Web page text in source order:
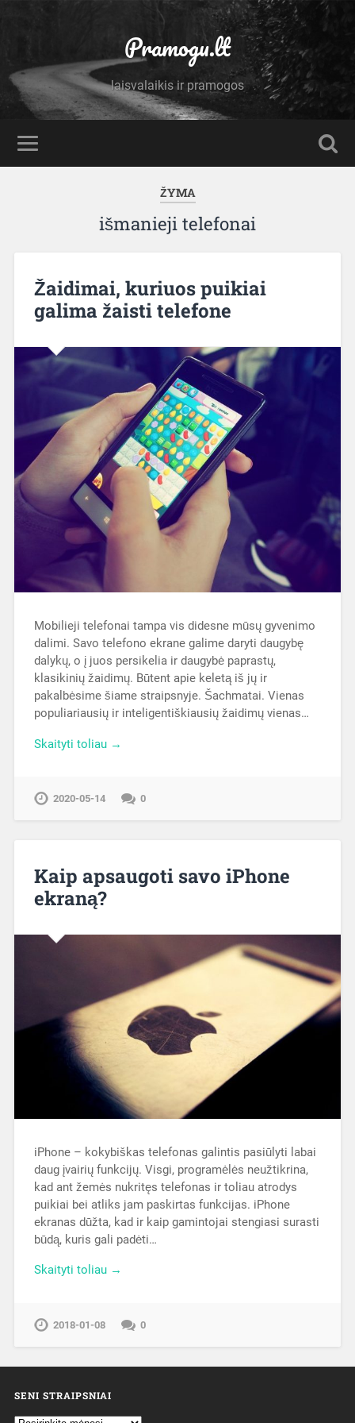
Pramogu.lt
laisvalaikis ir pramogos
ŽYMA
išmanieji telefonai
Žaidimai, kuriuos puikiai
galima žaisti telefone
Mobilieji telefonai tampa vis didesne mūsų gyvenimo
dalimi. Savo telefono ekrane galime daryti daugybę
dalykų, o į juos persikelia ir daugybė paprastų,
klasikinių žaidimų. Būtent apie keletą iš jų ir
pakalbėsime šiame straipsnyje. Šachmatai. Vienas
populiariausių ir inteligentiškiausių žaidimų vienas…
Skaityti toliau →
2020-05-14 0
Kaip apsaugoti savo iPhone
ekraną?
iPhone – kokybiškas telefonas galintis pasiūlyti labai
daug įvairių funkcijų. Visgi, programėlės neužtikrina,
kad ant žemės nukritęs telefonas ir toliau atrodys
puikiai bei atliks jam paskirtas funkcijas. iPhone
ekranas dūžta, kad ir kaip gamintojai stengiasi surasti
būdą, kuris gali padėti…
Skaityti toliau →
2018-01-08 0
SENI STRAIPSNIAI